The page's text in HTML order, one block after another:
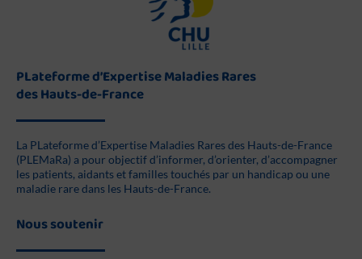
PLateforme d’Expertise Maladies Rares
des Hauts-de-France
La PLateforme d’Expertise Maladies Rares des Hauts-de-France
(PLEMaRa) a pour objectif d’informer, d’orienter, d’accompagner
les patients, aidants et familles touchés par un handicap ou une
maladie rare dans les Hauts-de-France.
Nous soutenir